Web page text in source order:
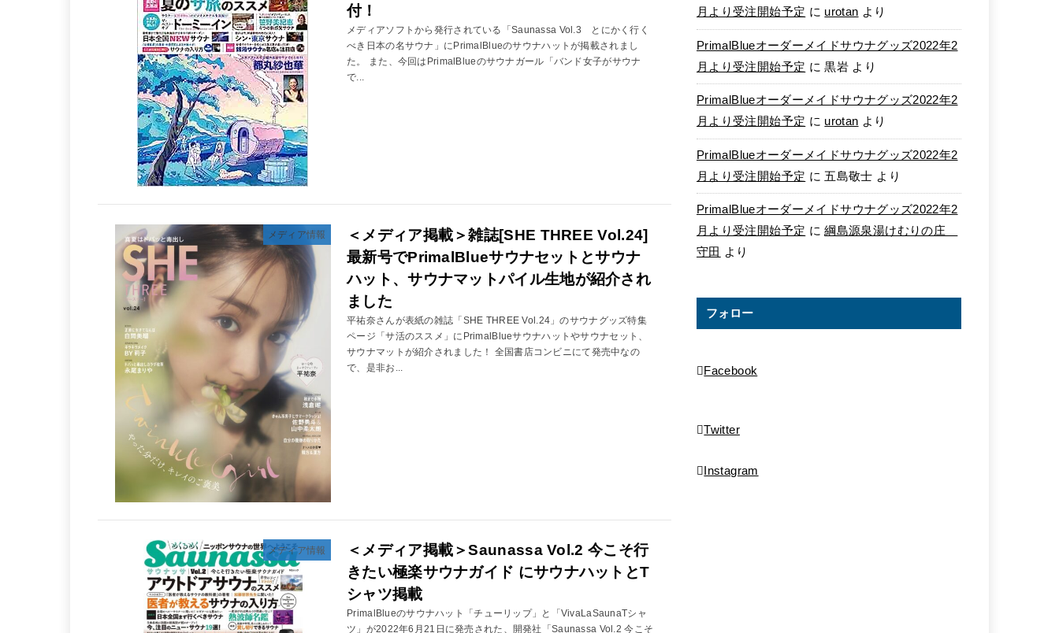
付！
メディアソフトから発行されている「Saunassa Vol.3 とにかく行く
べき日本の名サウナ」にPrimalBlueのサウナハットが掲載されまし
た。 また、今回はPrimalBlueのサウナガール「バンド女子がサウナ
で...
メディア情報
＜メディア掲載＞雑誌[SHE THREE Vol.24]
最新号でPrimalBlueサウナセットとサウナ
ハット、サウナマットパイル生地が紹介され
ました
平祐奈さんが表紙の雑誌「SHE THREE Vol.24」のサウナグッズ特集
ページ「サ活のススメ」にPrimalBlueサウナハットやサウナセット、
サウナマットが紹介されました！ 全国書店コンビニにて発売中なの
で、是非お...
メディア情報
＜メディア掲載＞Saunassa Vol.2 今こそ行
きたい極楽サウナガイド にサウナハットとT
シャツ掲載
PrimalBlueのサウナハット「チューリップ」と「VivaLaSaunaTシャ
ツ」が2022年6月21日に発売された、開発社「Saunassa Vol.2 今こそ
月より受注開始予定 に urotan より
PrimalBlueオーダーメイドサウナグッズ2022年2
月より受注開始予定 に黒岩 より
PrimalBlueオーダーメイドサウナグッズ2022年2
月より受注開始予定 に urotan より
PrimalBlueオーダーメイドサウナグッズ2022年2
月より受注開始予定 に 五島敬士 より
PrimalBlueオーダーメイドサウナグッズ2022年2
月より受注開始予定 に綱島源泉湯けむりの庄
守田
より
フォロー
Facebook
Twitter
Instagram